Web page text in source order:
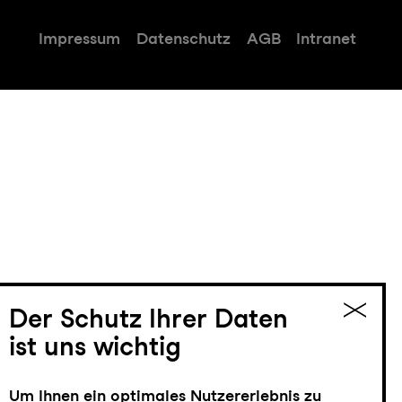
Impressum Datenschutz AGB Intranet
Der Schutz Ihrer Daten
ist uns wichtig
Um Ihnen ein optimales Nutzererlebnis zu